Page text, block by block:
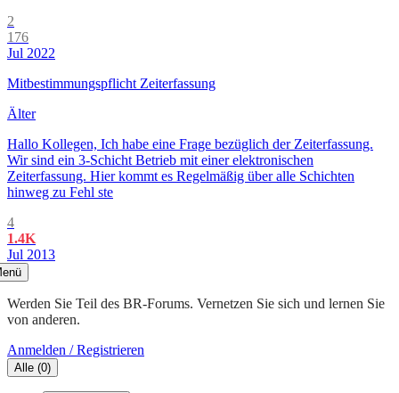
2
176
Jul 2022
Mitbestimmungspflicht Zeiterfassung
Älter
Hallo Kollegen, Ich habe eine Frage bezüglich der Zeiterfassung.
Wir sind ein 3-Schicht Betrieb mit einer elektronischen
Zeiterfassung. Hier kommt es Regelmäßig über alle Schichten
hinweg zu Fehl ste
4
1.4K
Jul 2013
Werden Sie Teil des BR-Forums. Vernetzen Sie sich und lernen Sie
von anderen.
Anmelden / Registrieren
Alle (0)